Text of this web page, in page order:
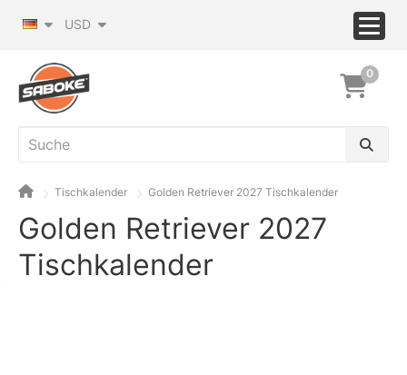
USD
0
Tischkalender Golden Retriever 2027 Tischkalender
Golden Retriever 2027
Tischkalender